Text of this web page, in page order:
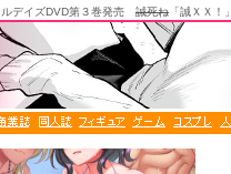
ルデイズDVD第３巻発売 誠死ね 「誠ＸＸ！」